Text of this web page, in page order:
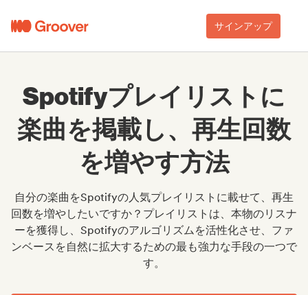
サインアップ
Spotifyプレイリストに
楽曲を掲載し、再生回数
を増やす方法
自分の楽曲をSpotifyの人気プレイリストに載せて、再生
回数を増やしたいですか？プレイリストは、本物のリスナ
ーを獲得し、Spotifyのアルゴリズムを活性化させ、ファ
ンベースを自然に拡大するための最も強力な手段の一つで
す。